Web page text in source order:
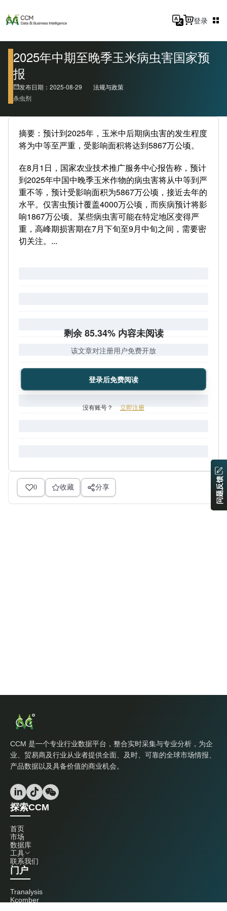
登录
2025年中期至晚季玉米病虫害国家预
报
发布日期：2025-08-29
法规与政策
杀虫剂
摘要：预计到2025年，玉米中后期病虫害的发生程度
将为中等至严重，受影响面积将达到5867万公顷。
在8月1日，国家农业技术推广服务中心报告称，预计
到2025年中国中晚季玉米作物的病虫害将从中等到严
重不等，预计受影响面积为5867万公顷，接近去年的
水平。仅害虫预计覆盖4000万公顷，而疾病预计将影
响1867万公顷。某些病虫害可能在特定地区变得严
重，高峰期损害期在7月下旬至9月中旬之间，需要密
切关注。...
剩余 85.34% 内容未阅读
该文章对注册用户免费开放
登录后免费阅读
没有账号？ 立即注册
0 收藏 分享
CCM 是一个专业行业数据平台，整合实时采集与专业分析，为企
业、贸易商及行业从业者提供全面、及时、可靠的全球市场情报、
产品数据以及具备价值的商业机会。
探索CCM
首页
市场
数据库
工具
联系我们
门户
Tranalysis
Kcomber
问题反馈